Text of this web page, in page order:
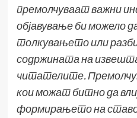
премолчуваат важни
објавување би можело
толкувањето или
содржината на
читателите.
кои можат битно да
формирањето на